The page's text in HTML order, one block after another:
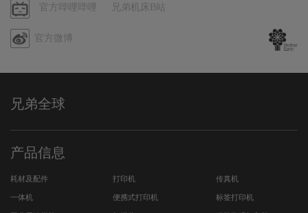
程
哔
哔
官方哔哩哔哩 兄弟机床B站
官方微博
兄弟全球
产品信息
耗材及配件 打印机 传真机
一体机 便携式打印机 标签打印机